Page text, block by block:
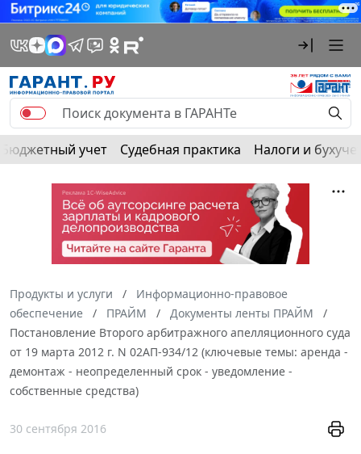
Бюджетный учет Судебная практика Налоги и
Продукты и услуги
Информационно-правовое
обеспечение
ПРАЙМ
Документы ленты ПРАЙМ
Постановление Второго арбитражного апелляционного суда
от 19 марта 2012 г. N 02АП-934/12 (ключевые темы: аренда -
демонтаж - неопределенный срок - уведомление -
собственные средства)
30 сентября 2016